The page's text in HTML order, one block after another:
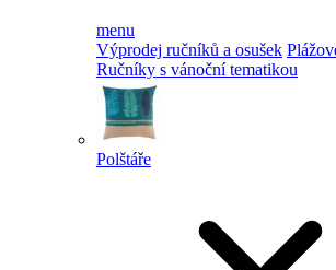
menu
Výprodej ručníků a osušek
Ručníky s vánoční tematikou
Polštáře